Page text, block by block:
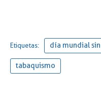
Etiquetas: día mundial
tabaquismo